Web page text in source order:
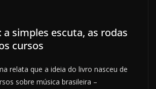
a simples escuta, as rodas
cursos
relata que a ideia do livro nasceu de
sobre música brasileira –